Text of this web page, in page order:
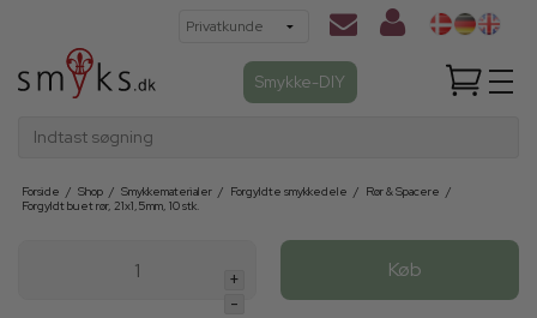
Smykke-DIY
Indtast søgning
Forside / Shop / Smykkematerialer / Forgyldte smykkedele / Rør & Spacere /
Forgyldt buet rør, 21x1,5mm, 10 stk.
+
-
Køb